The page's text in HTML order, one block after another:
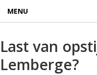
MENU
Last van
Lemberge?